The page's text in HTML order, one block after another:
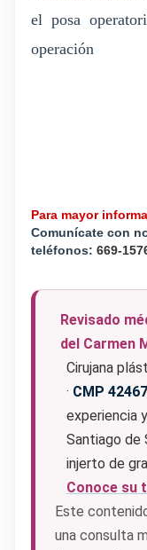
el posa
operación
Para mayor
Comunícate con
teléfonos: 669-
Revisado
del Carmen
Cirujana
· CMP 42467
experiencia
Santiago de
injerto de
Conoce su
Este
una consulta